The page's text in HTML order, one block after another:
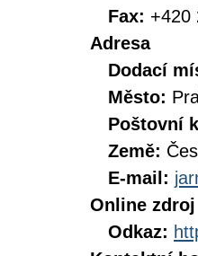
Fax: +420
Adresa
Dodací
Město:
Poštovní
Země:
E-mail:
Online zdroj
Odkaz: